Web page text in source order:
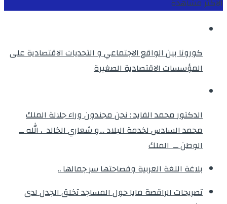
الأكثر مشاهدة
كورونا بين الواقع الاجتماعي و التحديات الاقتصادية على
المؤسسات الاقتصادية الصغيرة
الدكتور محمد الفايد : نحن مجندون وراء جلالة الملك
محمد السادس لخدمة البلاد …و شعاري الخالد ، الله ــ
الوطن ــ الملك
بلاغة اللغة العربية وفصاحتها سر جمالها ..
تصريحات الراقصة مايا حول المساجد تخلق الجدل لدى